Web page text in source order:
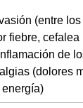
(entre
fiebre, cefalea
de
(dolores